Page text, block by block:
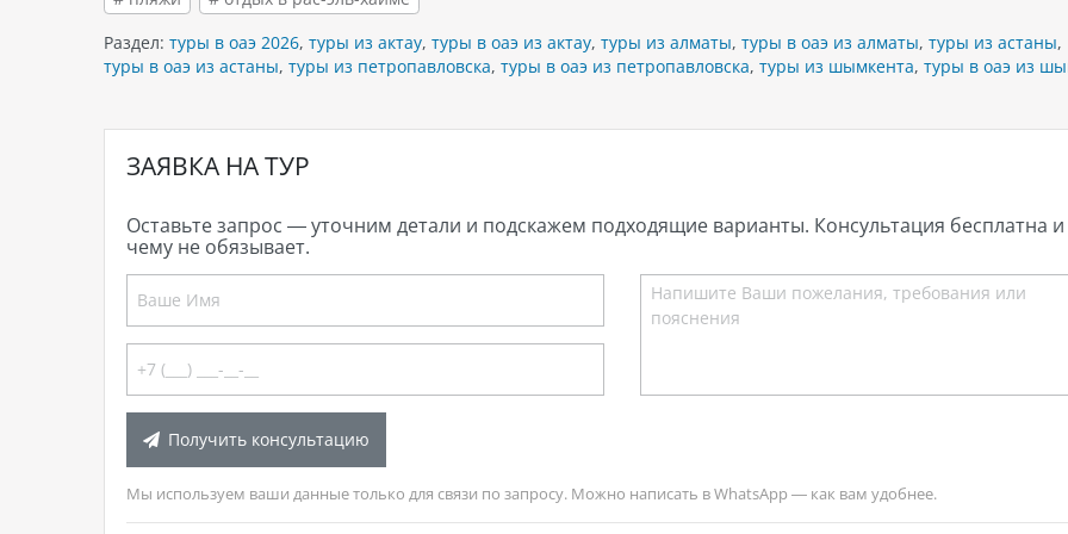
Раздел: туры в оаэ 2026, туры из актау, туры в оаэ из актау, туры из алматы, туры в оаэ из алматы, туры из астаны,
туры в оаэ из астаны, туры из петропавловска, туры в оаэ из петропавловска, туры из шымкента, туры в оаэ из
ЗАЯВКА НА ТУР
Оставьте запрос — уточним детали и подскажем подходящие варианты. Консультация бесплатна и
чему не обязывает.
Получить консультацию
Мы используем ваши данные только для связи по запросу. Можно написать в WhatsApp — как вам удобнее.